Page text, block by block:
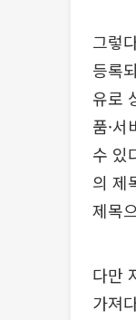
그렇
등록
유로
품·
수 있
의 제
제목
다만
가져